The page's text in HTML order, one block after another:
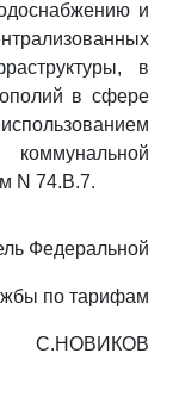
и
в
в сфере
коммунальной
N 74.В.7.
Федеральной
по тарифам
С.НОВИКОВ